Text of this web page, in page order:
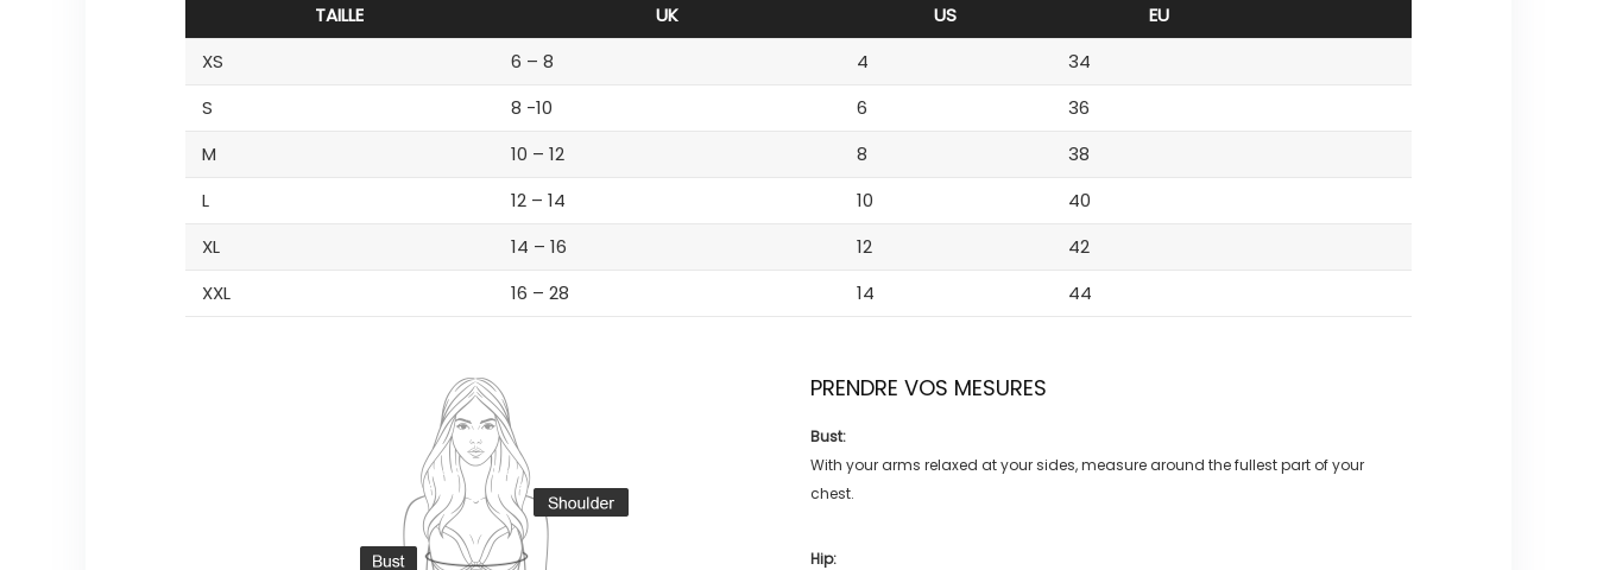
TAILLE UK US
EU
XS
6 – 8 4
34
S
8 -10 6
36
M
10 – 12 8
38
L
12 – 14 10
40
XL
14 – 16 12
42
XXL
16 – 28 14 44
PRENDRE VOS MESURES
Bust:
With your arms relaxed at your sides, measure around the fullest part of your
chest.
Hip: